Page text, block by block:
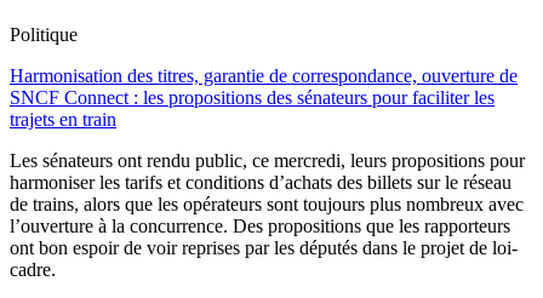
Politique
Harmonisation des titres, garantie de correspondance, ouverture de
SNCF Connect : les propositions des sénateurs pour faciliter les
trajets en train
Les sénateurs ont rendu public, ce mercredi, leurs propositions pour
harmoniser les tarifs et conditions d’achats des billets sur le réseau
de trains, alors que les opérateurs sont toujours plus nombreux avec
l’ouverture à la concurrence. Des propositions que les rapporteurs
ont bon espoir de voir reprises par les députés dans le projet de loi-
cadre.